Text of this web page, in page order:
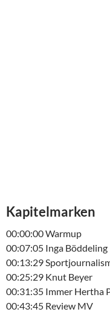
Kapitelmarken
00:00:00 Warmup
00:07:05 Inga Böddeling
00:13:29
00:25:29 Knut Beyer
00:31:35 Immer Hertha
00:43:45 Review MV